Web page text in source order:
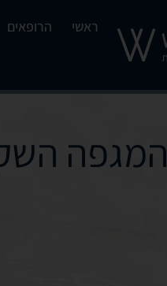
ראשי הרופאים
המגפה